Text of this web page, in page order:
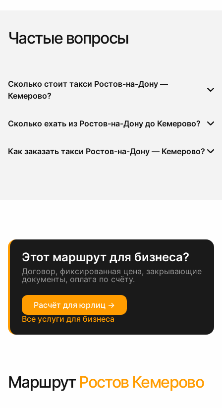
Частые вопросы
Сколько стоит такси Ростов-на-Дону —
Кемерово?
Сколько ехать из Ростов-на-Дону до Кемерово?
Как заказать такси Ростов-на-Дону — Кемерово?
Этот маршрут для бизнеса?
Договор, фиксированная цена, закрывающие
документы, оплата по счёту.
Расчёт для юрлиц →
Все услуги для бизнеса
Маршрут Ростов Кемерово